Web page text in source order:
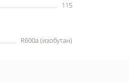
115
R600a (изобутан)